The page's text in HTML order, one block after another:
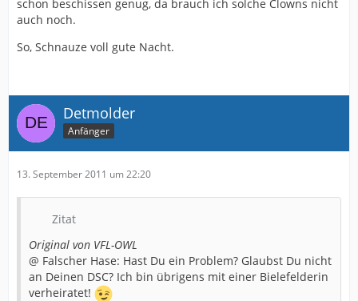
schon beschissen genug, da brauch ich solche Clowns nicht
auch noch.
So, Schnauze voll gute Nacht.
Detmolder
Anfänger
13. September 2011 um 22:20
Zitat
Original von VFL-OWL
@ Falscher Hase: Hast Du ein Problem? Glaubst Du nicht
an Deinen DSC? Ich bin übrigens mit einer Bielefelderin
verheiratet!